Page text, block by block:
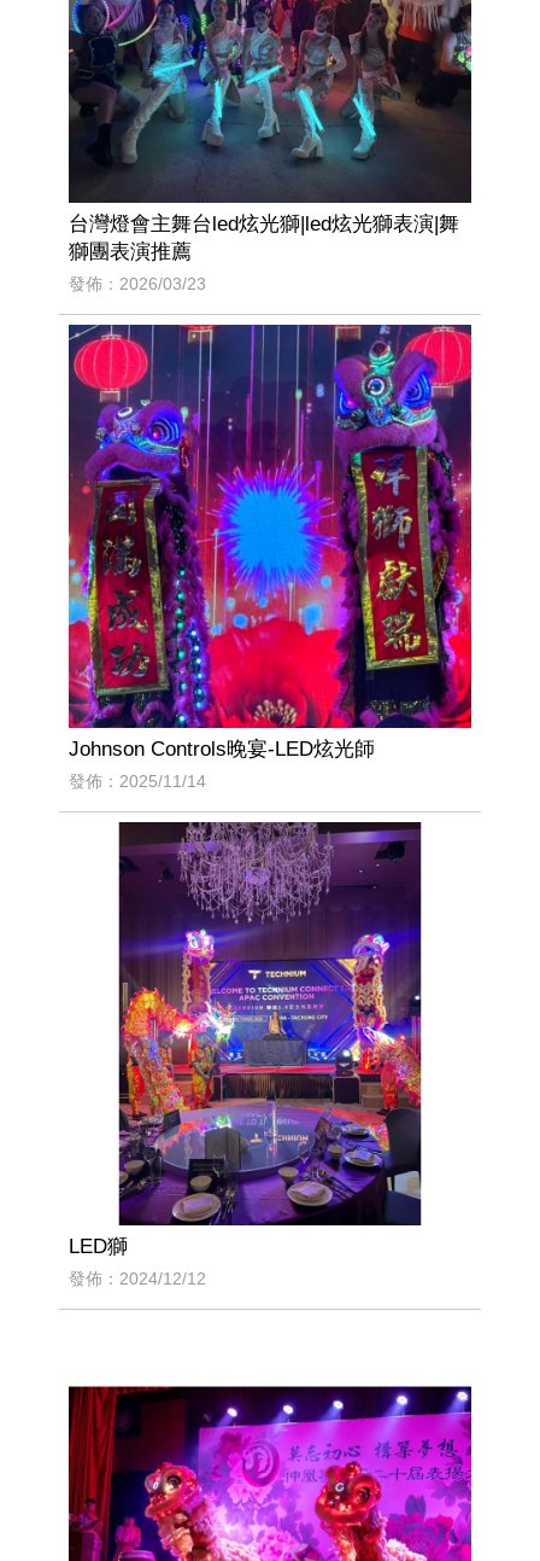
台灣燈會主舞台led炫光獅|led炫光獅表演|舞
獅團表演推薦
發佈：2026/03/23
Johnson Controls晚宴-LED炫光師
發佈：2025/11/14
LED獅
發佈：2024/12/12